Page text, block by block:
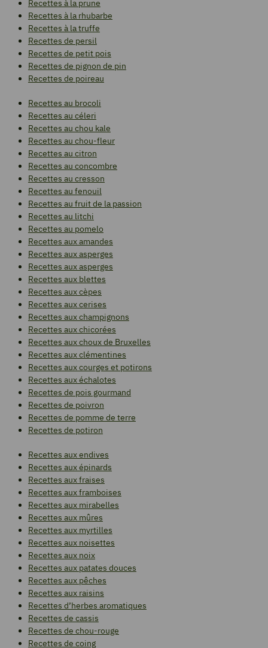
Recettes à la prune
Recettes à la rhubarbe
Recettes à la truffe
Recettes de persil
Recettes de petit pois
Recettes de pignon de pin
Recettes de poireau
Recettes au brocoli
Recettes au céleri
Recettes au chou kale
Recettes au chou-fleur
Recettes au citron
Recettes au concombre
Recettes au cresson
Recettes au fenouil
Recettes au fruit de la passion
Recettes au litchi
Recettes au pomelo
Recettes aux amandes
Recettes aux asperges
Recettes aux asperges
Recettes aux blettes
Recettes aux cèpes
Recettes aux cerises
Recettes aux champignons
Recettes aux chicorées
Recettes aux choux de Bruxelles
Recettes aux clémentines
Recettes aux courges et potirons
Recettes aux échalotes
Recettes de pois gourmand
Recettes de poivron
Recettes de pomme de terre
Recettes de potiron
Recettes aux endives
Recettes aux épinards
Recettes aux fraises
Recettes aux framboises
Recettes aux mirabelles
Recettes aux mûres
Recettes aux myrtilles
Recettes aux noisettes
Recettes aux noix
Recettes aux patates douces
Recettes aux pêches
Recettes aux raisins
Recettes d’herbes aromatiques
Recettes de cassis
Recettes de chou-rouge
Recettes de coing